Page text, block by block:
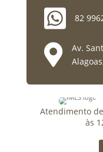
 82

Av.
Atendimento
às